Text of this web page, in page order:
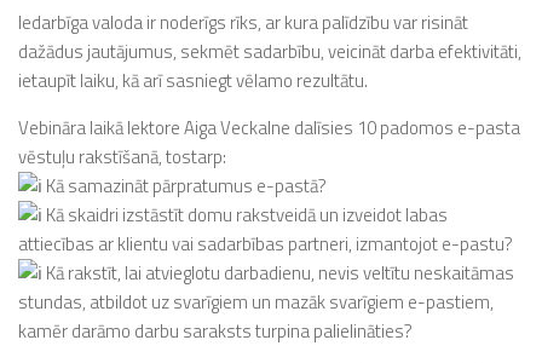
Iedarbīga valoda ir noderīgs rīks, ar kura palīdzību var risināt
dažādus jautājumus, sekmēt sadarbību, veicināt darba efektivitāti,
ietaupīt laiku, kā arī sasniegt vēlamo rezultātu.
Vebināra laikā lektore Aiga Veckalne dalīsies 10 padomos e-pasta
vēstuļu rakstīšanā, tostarp:
Kā samazināt pārpratumus e-pastā?
Kā skaidri izstāstīt domu rakstveidā un izveidot labas
attiecības ar klientu vai sadarbības partneri, izmantojot e-pastu?
Kā rakstīt, lai atvieglotu darbadienu, nevis veltītu neskaitāmas
stundas, atbildot uz svarīgiem un mazāk svarīgiem e-pastiem,
kamēr darāmo darbu saraksts turpina palielināties?